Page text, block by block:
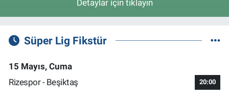
Detaylar için tıklayın
Süper Lig Fikstür
15 Mayıs, Cuma
Rizespor - Beşiktaş
20:00